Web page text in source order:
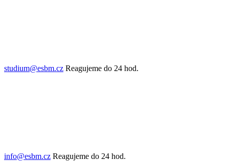
studium@esbm.cz Reagujeme do 24 hod.
info@esbm.cz Reagujeme do 24 hod.